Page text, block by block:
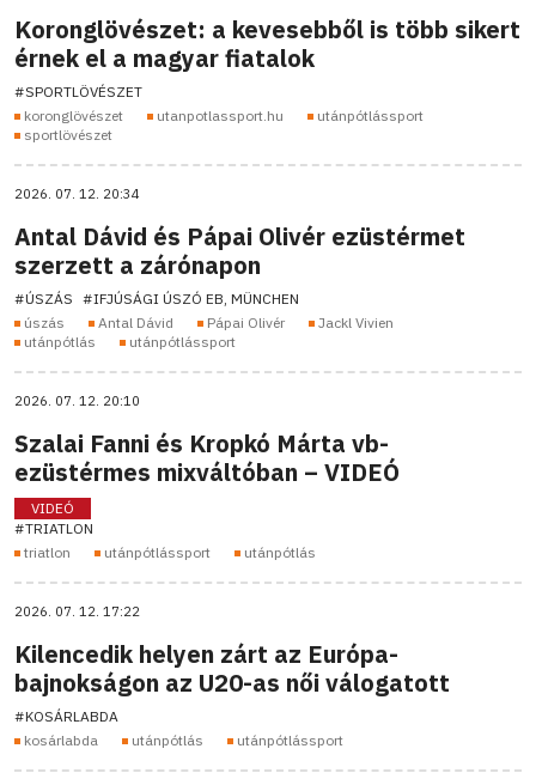
Koronglövészet: a kevesebből is több sikert
érnek el a magyar fiatalok
#SPORTLÖVÉSZET
koronglövészet
utanpotlassport.hu
utánpótlássport
sportlövészet
2026. 07. 12. 20:34
Antal Dávid és Pápai Olivér ezüstérmet
szerzett a zárónapon
#ÚSZÁS #IFJÚSÁGI ÚSZÓ EB, MÜNCHEN
úszás
Antal Dávid Pápai Olivér
Jackl Vivien
utánpótlás
utánpótlássport
2026. 07. 12. 20:10
Szalai Fanni és Kropkó Márta vb-
ezüstérmes mixváltóban – VIDEÓ
VIDEÓ
#TRIATLON
triatlon
utánpótlássport utánpótlás
2026. 07. 12. 17:22
Kilencedik helyen zárt az Európa-
bajnokságon az U20-as női válogatott
#KOSÁRLABDA
kosárlabda
utánpótlás utánpótlássport